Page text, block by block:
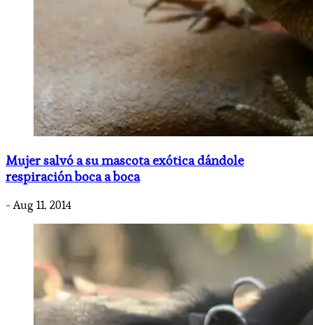
Mujer salvó a su mascota exótica dándole
respiración boca a boca
- Aug 11, 2014